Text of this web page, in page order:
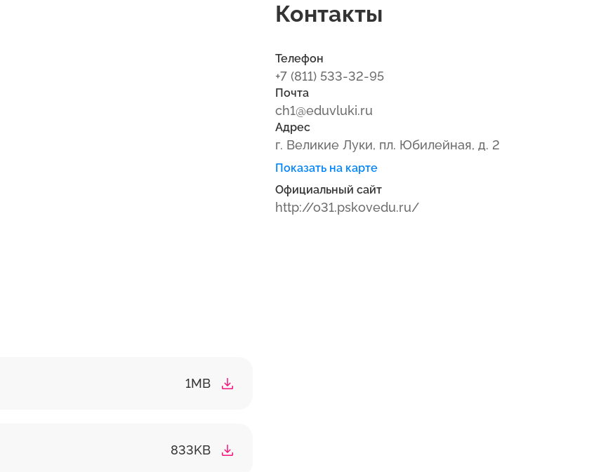
1MB
833KB
Контакты
Телефон
+7 (811) 533-32-95
Почта
ch1@eduvluki.ru
Адрес
г. Великие Луки, пл. Юбилейная, д. 2
Показать на карте
Официальный сайт
http://o31.pskovedu.ru/